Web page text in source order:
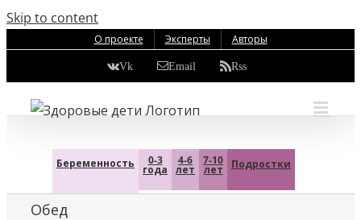
Skip to content
О проекте Эксперты Авторы
Vk Email Rss
Беременность 0-3
года
4-6
лет
7-10
лет Подростки
Обед